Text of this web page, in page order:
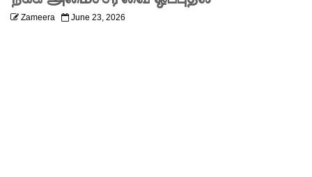
Zameera June 23, 2026